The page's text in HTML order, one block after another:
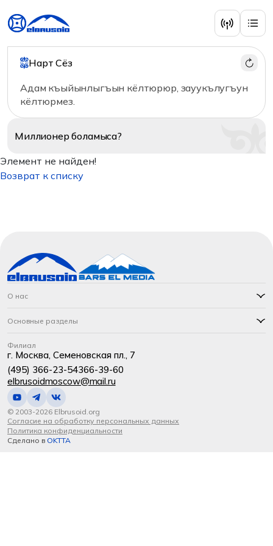
Нарт Сёз
Адам къыйынлыгъын кёлтюрюр, зауукълугъун
кёлтюрмез.
Миллионерболамыса?
Элемент не найден!
Возврат к списку
О нас
Основные разделы
Филиал
г. Москва, Семеновская пл., 7
(495) 366-23-54366-39-60
elbrusoidmoscow@mail.ru
© 2003-2026 Elbrusoid.org
Согласие на обработку персональных данных
Политика конфиденциальности
Сделано в OKTTA